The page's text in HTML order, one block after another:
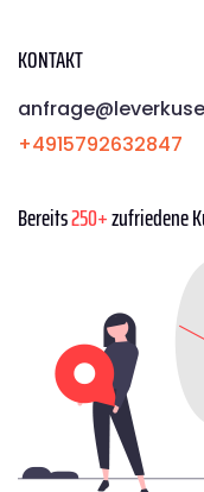
KONTAKT
+4915792632847
Bereits250+zufriedene